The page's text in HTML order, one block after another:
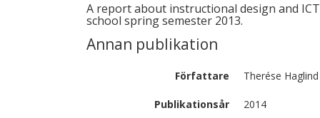
A report about instructional design and
school spring semester 2013.
Annan publikation
Författare Therése Haglind
Publikationsår
2014